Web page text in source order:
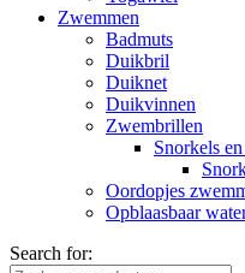
Zwemmen
Badmuts
Duikbril
Duiknet
Duikvinnen
Zwembrillen
Snorkels
Oordopjes
Opblaasbaar
Search for: